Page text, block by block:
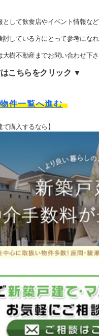
して飲食店やイベント情報な
している方にとって参考になれ
樹不動産までお問い合わせ下さ
こちらをクリック ▼
件一覧へ進む
購入するなら】